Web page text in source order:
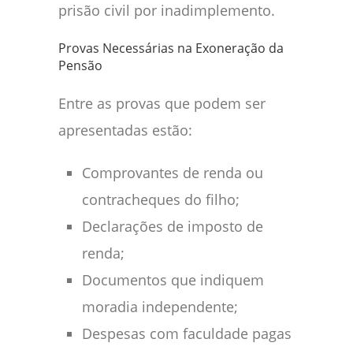
prisão civil por inadimplemento.
Provas Necessárias na Exoneração da
Pensão
Entre as provas que podem ser
apresentadas estão:
Comprovantes de renda ou
contracheques do filho;
Declarações de imposto de
renda;
Documentos que indiquem
moradia independente;
Despesas com faculdade pagas